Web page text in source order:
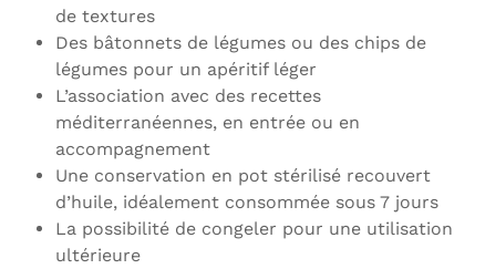
de textures
Des bâtonnets de légumes ou des chips de
légumes pour un apéritif léger
L’association avec des recettes
méditerranéennes, en entrée ou en
accompagnement
Une conservation en pot stérilisé recouvert
d’huile, idéalement consommée sous 7 jours
La possibilité de congeler pour une utilisation
ultérieure